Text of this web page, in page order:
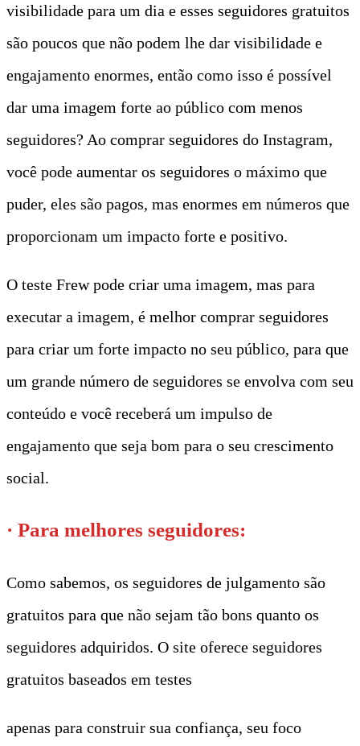
visibilidade para um dia e esses seguidores gratuitos
são poucos que não podem lhe dar visibilidade e
engajamento enormes, então como isso é possível
dar uma imagem forte ao público com menos
seguidores? Ao comprar seguidores do Instagram,
você pode aumentar os seguidores o máximo que
puder, eles são pagos, mas enormes em números que
proporcionam um impacto forte e positivo.
O teste Frew pode criar uma imagem, mas para
executar a imagem, é melhor comprar seguidores
para criar um forte impacto no seu público, para que
um grande número de seguidores se envolva com seu
conteúdo e você receberá um impulso de
engajamento que seja bom para o seu crescimento
social.
· Para melhores seguidores:
Como sabemos, os seguidores de julgamento são
gratuitos para que não sejam tão bons quanto os
seguidores adquiridos. O site oferece seguidores
gratuitos baseados em testes
apenas para construir sua confiança, seu foco